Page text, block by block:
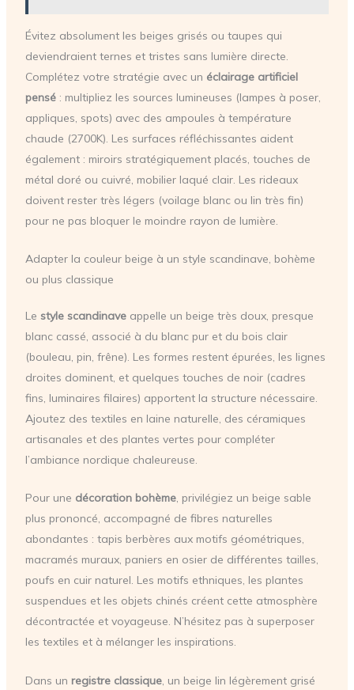
Évitez absolument les beiges grisés ou taupes qui
deviendraient ternes et tristes sans lumière directe.
Complétez votre stratégie avec un éclairage artificiel
pensé: multipliez les sources lumineuses (lampes à poser,
appliques, spots) avec des ampoules à température
chaude (2700K). Les surfaces réfléchissantes aident
également : miroirs stratégiquement placés, touches de
métal doré ou cuivré, mobilier laqué clair. Les rideaux
doivent rester très légers (voilage blanc ou lin très fin)
pour ne pas bloquer le moindre rayon de lumière.
Adapter la couleur beige à un style scandinave, bohème
ou plus classique
Le style scandinaveappelle un beige très doux, presque
blanc cassé, associé à du blanc pur et du bois clair
(bouleau, pin, frêne). Les formes restent épurées, les lignes
droites dominent, et quelques touches de noir (cadres
fins, luminaires filaires) apportent la structure nécessaire.
Ajoutez des textiles en laine naturelle, des céramiques
artisanales et des plantes vertes pour compléter
l’ambiance nordique chaleureuse.
Pour une décoration bohème, privilégiez un beige sable
plus prononcé, accompagné de fibres naturelles
abondantes : tapis berbères aux motifs géométriques,
macramés muraux, paniers en osier de différentes tailles,
poufs en cuir naturel. Les motifs ethniques, les plantes
suspendues et les objets chinés créent cette atmosphère
décontractée et voyageuse. N’hésitez pas à superposer
les textiles et à mélanger les inspirations.
Dans un registre classique, un beige lin légèrement grisé